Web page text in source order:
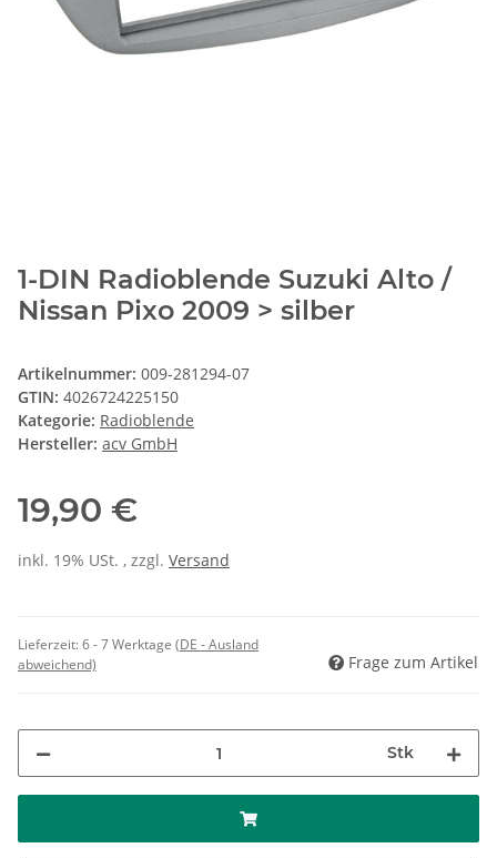
1-DIN Radioblende Suzuki Alto /
Nissan Pixo 2009 > silber
Artikelnummer: 009-281294-07
GTIN: 4026724225150
Kategorie: Radioblende
Hersteller: acv GmbH
19,90 €
inkl. 19% USt. , zzgl. Versand
Lieferzeit:6 - 7 Werktage (DE - Ausland
abweichend)
Frage zum Artikel
Stk